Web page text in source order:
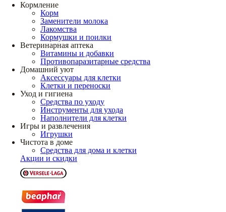
Кормление
Корм
Заменители молока
Лакомства
Кормушки и поилки
Ветеринарная аптека
Витамины и добавки
Противопаразитарные средства
Домашний уют
Аксессуары для клетки
Клетки и переноски
Уход и гигиена
Средства по уходу
Инструменты для ухода
Наполнители для клетки
Игры и развлечения
Игрушки
Чистота в доме
Средства для дома и клетки
Акции и скидки